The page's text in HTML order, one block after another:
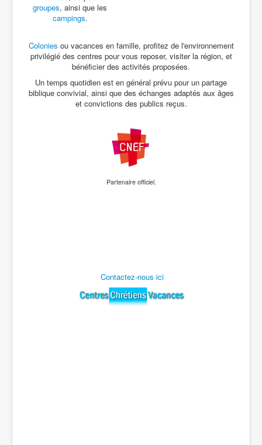
groupes, ainsi que les
campings.
Colonies ou vacances en famille, profitez de l'environnement
privilégié des centres pour vous reposer, visiter la région, et
bénéficier des activités proposées.
Un temps quotidien est en général prévu pour un partage
biblique convivial, ainsi que des échanges adaptés aux âges
et convictions des publics reçus.
Partenaire officiel.
Contactez-nous ici